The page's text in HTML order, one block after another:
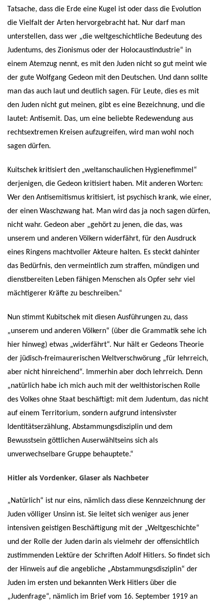
Tatsache, dass die Erde eine Kugel ist oder dass die Evolution
die Vielfalt der Arten hervorgebracht hat. Nur darf man
unterstellen, dass wer „die weltgeschichtliche Bedeutung des
Judentums, des Zionismus oder der Holocaustindustrie“ in
einem Atemzug nennt, es mit den Juden nicht so gut meint wie
der gute Wolfgang Gedeon mit den Deutschen. Und dann sollte
man das auch laut und deutlich sagen. Für Leute, dies es mit
den Juden nicht gut meinen, gibt es eine Bezeichnung, und die
lautet: Antisemit. Das, um eine beliebte Redewendung aus
rechtsextremen Kreisen aufzugreifen, wird man wohl noch
sagen dürfen.
Kuitschek kritisiert den „weltanschaulichen Hygienefimmel“
derjenigen, die Gedeon kritisiert haben. Mit anderen Worten:
Wer den Antisemitismus kritisiert, ist psychisch krank, wie einer,
der einen Waschzwang hat. Man wird das ja noch sagen dürfen,
nicht wahr. Gedeon aber „gehört zu jenen, die das, was
unserem und anderen Völkern widerfährt, für den Ausdruck
eines Ringens machtvoller Akteure halten. Es steckt dahinter
das Bedürfnis, den vermeintlich zum straffen, mündigen und
dienstbereiten Leben fähigen Menschen als Opfer sehr viel
mächtigerer Kräfte zu beschreiben.“
Nun stimmt Kubitschek mit diesen Ausführungen zu, dass
„unserem und anderen Völkern“ (über die Grammatik sehe ich
hier hinweg) etwas „widerfährt“. Nur hält er Gedeons Theorie
der jüdisch-freimaurerischen Weltverschwörung „für lehrreich,
aber nicht hinreichend“. Immerhin aber doch lehrreich. Denn
„natürlich habe ich mich auch mit der welthistorischen Rolle
des Volkes ohne Staat beschäftigt: mit dem Judentum, das nicht
auf einem Territorium, sondern aufgrund intensivster
Identitätserzählung, Abstammungsdisziplin und dem
Bewusstsein göttlichen Auserwähltseins sich als
unverwechselbare Gruppe behauptete.“
Hitler als Vordenker, Glaser als Nachbeter
„Natürlich“ ist nur eins, nämlich dass diese Kennzeichnung der
Juden völliger Unsinn ist. Sie leitet sich weniger aus jener
intensiven geistigen Beschäftigung mit der „Weltgeschichte“
und der Rolle der Juden darin als vielmehr der offensichtlich
zustimmenden Lektüre der Schriften Adolf Hitlers. So findet sich
der Hinweis auf die angebliche „Abstammungsdisziplin“ der
Juden im ersten und bekannten Werk Hitlers über die
„Judenfrage“, nämlich im Brief vom 16. September 1919 an